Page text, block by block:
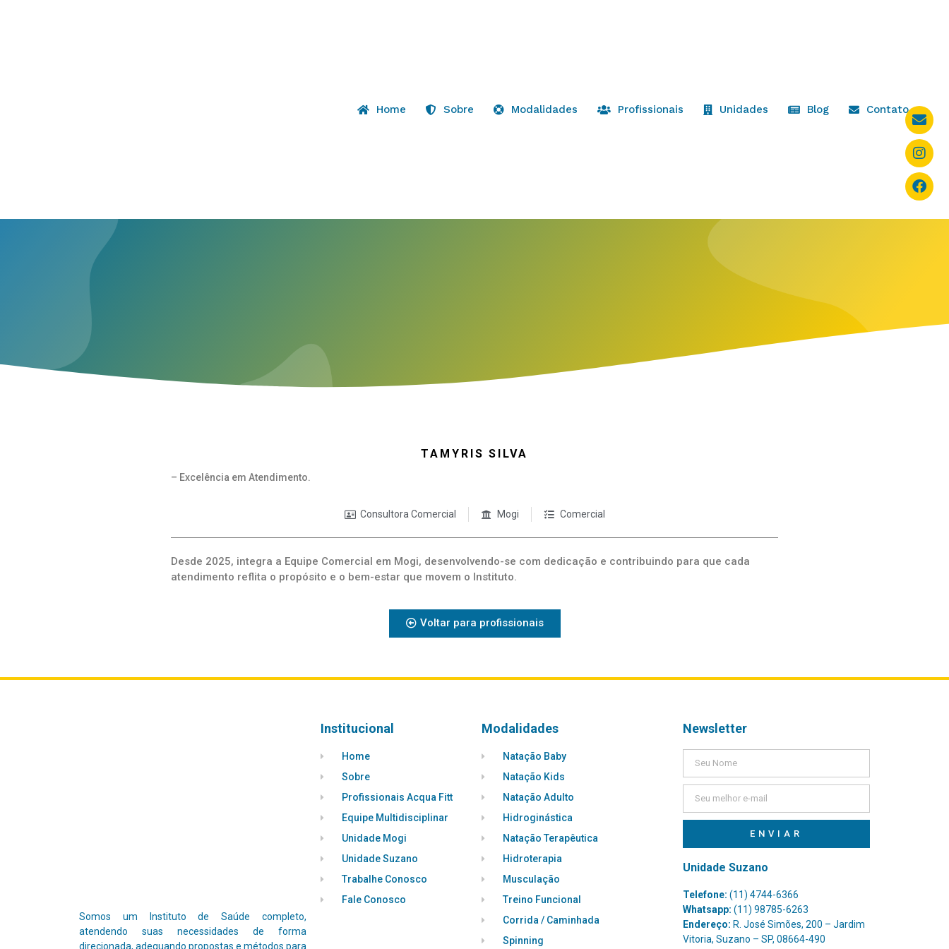
Home Sobre Modalidades Profissionais Unidades Blog Contato
TAMYRIS SILVA
– Excelência em Atendimento.
Consultora Comercial Mogi Comercial
Desde 2025, integra a Equipe Comercial em Mogi, desenvolvendo-se com dedicação e contribuindo para que cada
atendimento reflita o propósito e o bem-estar que movem o Instituto.
Voltar para profissionais
Somos um Instituto de Saúde completo,
atendendo suas necessidades de forma
direcionada, adequando propostas e métodos para
Institucional
Home
Sobre
Profissionais Acqua Fitt
Equipe Multidisciplinar
Unidade Mogi
Unidade Suzano
Trabalhe Conosco
Fale Conosco
Modalidades
Natação Baby
Natação Kids
Natação Adulto
Hidroginástica
Natação Terapêutica
Hidroterapia
Musculação
Treino Funcional
Corrida / Caminhada
Spinning
Newsletter
ENVIAR
Unidade Suzano
Telefone: (11) 4744-6366
Whatsapp: (11) 98785-6263
Endereço: R. José Simões, 200 – Jardim
Vitoria, Suzano – SP, 08664-490